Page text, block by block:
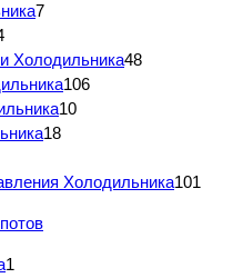
7
Холодильника48
106
10
18
Холодильника101
1